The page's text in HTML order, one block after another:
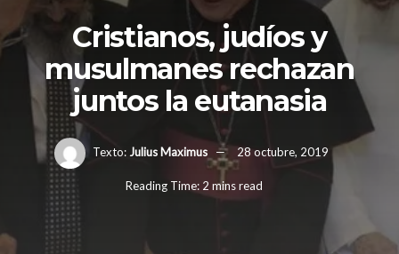
Cristianos, judíos y
musulmanes rechazan
juntos la eutanasia
Texto: Julius Maximus 28 octubre, 2019
Reading Time: 2 mins read